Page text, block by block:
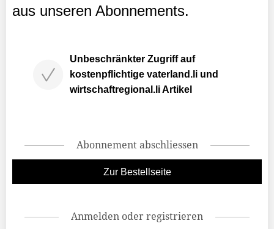
aus unseren Abonnements.
Unbeschränkter Zugriff auf
kostenpflichtige vaterland.li und
wirtschaftregional.li Artikel
Abonnement abschliessen
Zur Bestellseite
Anmelden oder registrieren